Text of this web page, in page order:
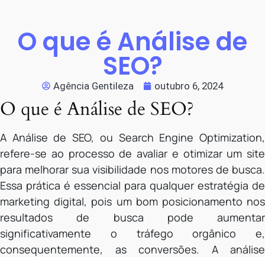
O que é Análise de
SEO?
Agência Gentileza outubro 6, 2024
O que é Análise de SEO?
A Análise de SEO, ou Search Engine Optimization,
refere-se ao processo de avaliar e otimizar um site
para melhorar sua visibilidade nos motores de busca.
Essa prática é essencial para qualquer estratégia de
marketing digital, pois um bom posicionamento nos
resultados de busca pode aumentar
significativamente o tráfego orgânico e,
consequentemente, as conversões. A análise